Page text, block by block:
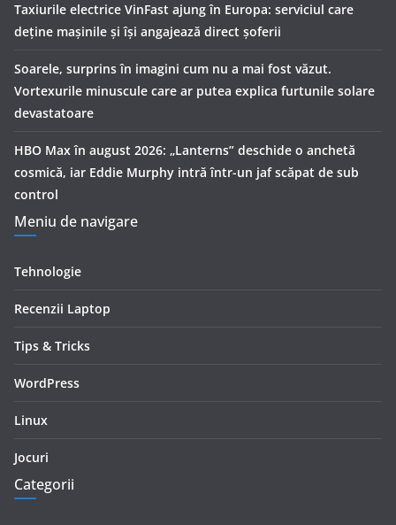
Taxiurile electrice VinFast ajung în Europa: serviciul care
deține mașinile și își angajează direct șoferii
Soarele, surprins în imagini cum nu a mai fost văzut.
Vortexurile minuscule care ar putea explica furtunile solare
devastatoare
HBO Max în august 2026: „Lanterns” deschide o anchetă
cosmică, iar Eddie Murphy intră într-un jaf scăpat de sub
control
Meniu de navigare
Tehnologie
Recenzii Laptop
Tips & Tricks
WordPress
Linux
Jocuri
Categorii